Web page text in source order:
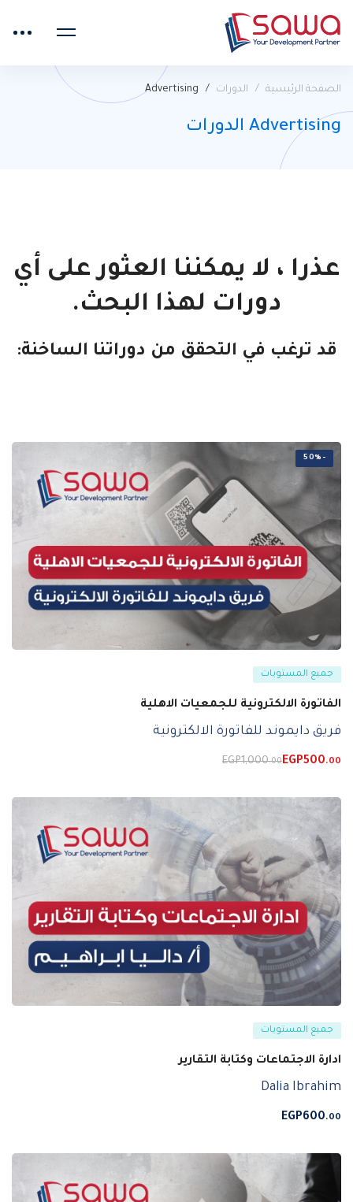
الصفحة الرئيسية الدورات Advertising
Advertising الدورات
عذرا ، لا يمكننا العثور على أي
دورات لهذا البحث.
قد ترغب في التحقق من دوراتنا الساخنة:
-50%
جميع المستويات
الفاتورة الالكترونية للجمعيات الاهلية
فريق دايموند للفاتورة الالكترونية
EGP500.00
EGP1,000.00
جميع المستويات
ادارة الاجتماعات وكتابة التقارير
Dalia Ibrahim
EGP600.00